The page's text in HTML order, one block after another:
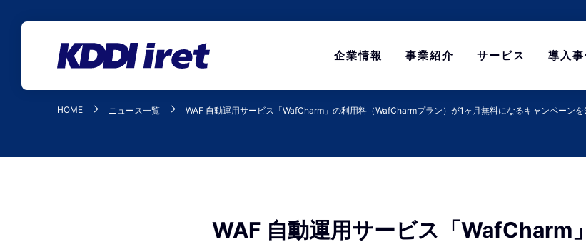
企業情報 事業紹介 サービス 導入事
HOME ニュース一覧 WAF 自動運用サービス「WafCharm」の利用料（WafCharmプラン）が1ヶ月無料になるキャンペーン
WAF 自動運用サービス「WafCharm